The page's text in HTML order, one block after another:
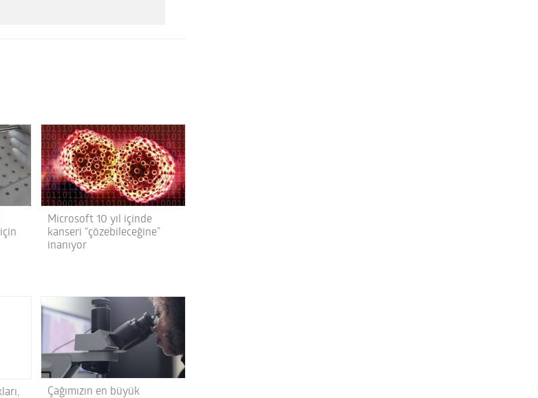
Microsoft 10 yıl içinde
kanseri “çözebileceğine”
inanıyor
Çağımızın en büyük